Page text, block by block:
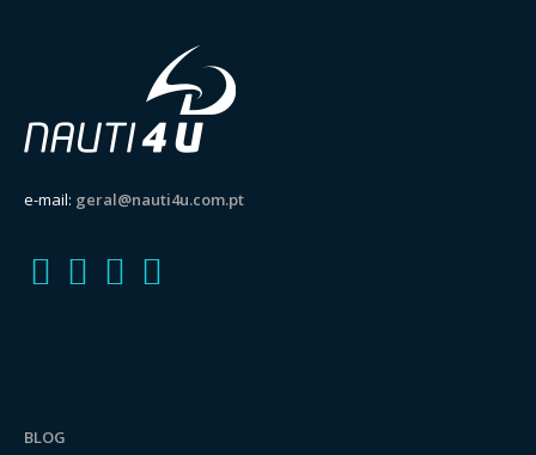
e-mail: geral@nauti4u.com.pt
BLOG